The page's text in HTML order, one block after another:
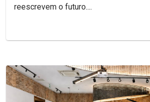
reescrevem o futuro....